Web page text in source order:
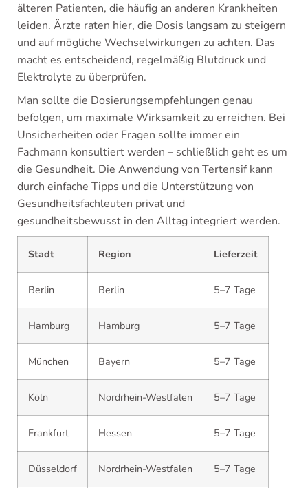
älteren Patienten, die häufig an anderen Krankheiten
leiden. Ärzte raten hier, die Dosis langsam zu steigern
und auf mögliche Wechselwirkungen zu achten. Das
macht es entscheidend, regelmäßig Blutdruck und
Elektrolyte zu überprüfen.
Man sollte die Dosierungsempfehlungen genau
befolgen, um maximale Wirksamkeit zu erreichen. Bei
Unsicherheiten oder Fragen sollte immer ein
Fachmann konsultiert werden – schließlich geht es um
die Gesundheit. Die Anwendung von Tertensif kann
durch einfache Tipps und die Unterstützung von
Gesundheitsfachleuten privat und
gesundheitsbewusst in den Alltag integriert werden.
Stadt Region Lieferzeit
Berlin Berlin 5–7 Tage
Hamburg Hamburg 5–7 Tage
München Bayern 5–7 Tage
Köln Nordrhein-Westfalen 5–7 Tage
Frankfurt Hessen 5–7 Tage
Düsseldorf Nordrhein-Westfalen 5–7 Tage